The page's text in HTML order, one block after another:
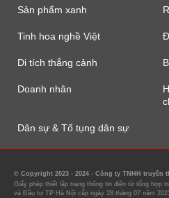
Sản phẩm xanh
Tinh hoa nghề Việt
Di tích thắng cảnh
Doanh nhân
Dân sự & Tố tụng dân sự
© Copyright 2023 - 2024 - Công ty TNHH truyền
Giấy phép thiết lập trang thông tin điện tử tổng hợp
và Đầu tư TP Hà Nội cấp ngày 28 tháng 07 năm